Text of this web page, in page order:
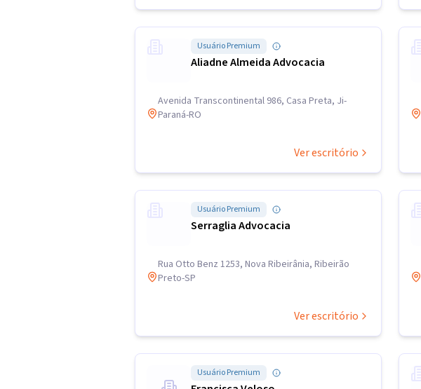
Usuário Premium
Aliadne Almeida Advocacia
Avenida Transcontinental 986, Casa Preta, Ji-
Paraná-RO
Ver escritório
Usuário Premium
Serraglia Advocacia
Rua Otto Benz 1253, Nova Ribeirânia, Ribeirão
Preto-SP
Ver escritório
Usuário Premium